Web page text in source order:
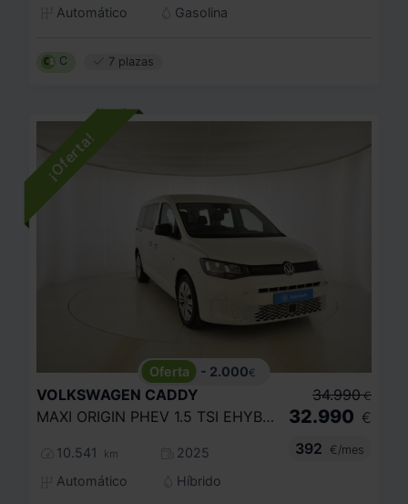
Automático
Gasolina
C 7 plazas
- 2.000€
VOLKSWAGEN CADDY
MAXI ORIGIN PHEV 1.5 TSI EHYBRID 85KW
10.541 km
2025
Automático
Híbrido
34.990 €
32.990 €
392
€/mes